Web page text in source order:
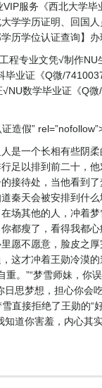
服务《西北大学
学学历证明、回国
历学位认证查询】
程专业文凭√制作
业证《Q微/
数学毕业证《Q
造假”
是一个长相有些阴
足以排到前二十，
接待处，当他看到
秦天会被安排到什
场其他的人，冲着
都瘦了，看得我都
愿不愿意，脸皮之
这才冲着王勋冷漠
。”“梦雪师妹，
思梦想，担心你
直接拒绝了王勋的
道你害羞，内心